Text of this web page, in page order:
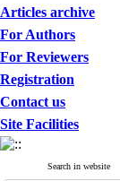
Articles archive
For Authors
For Reviewers
Registration
Contact us
Site Facilities
Search in website